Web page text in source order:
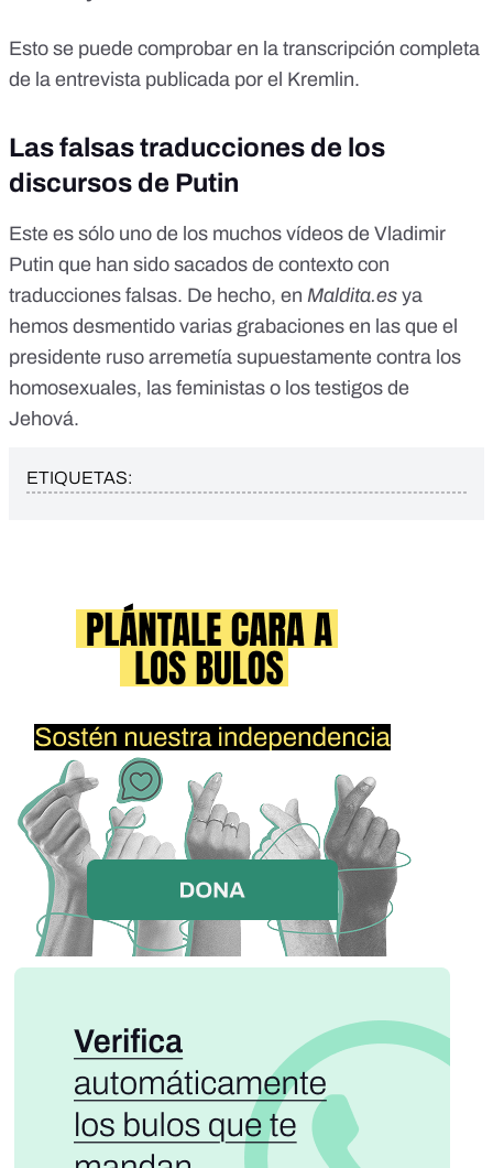
Esto se puede comprobar en la transcripción completa
de la entrevista publicada por el Kremlin.
Las falsas traducciones de los
discursos de Putin
Este es sólo uno de los muchos vídeos de Vladimir
Putin que han sido sacados de contexto con
traducciones falsas. De hecho, en Maldita.es ya
hemos desmentido varias grabaciones en las que el
presidente ruso arremetía supuestamente contra los
homosexuales, las feministas o los testigos de
Jehová.
ETIQUETAS: